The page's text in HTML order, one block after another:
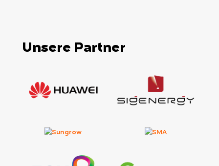
Unsere Partner